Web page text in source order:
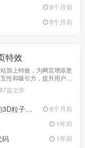
8个月前
8个月前
特效
加上特效，为网页增添更
性和吸引力，提升用户体
篇文章
共十三款 8个月前
1年前
码 1年前